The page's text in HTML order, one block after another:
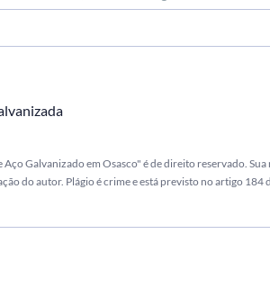
Aço Galvanizado em Osasco" é de direito reservado.
do autor. Plágio é crime e está previsto no artigo 184